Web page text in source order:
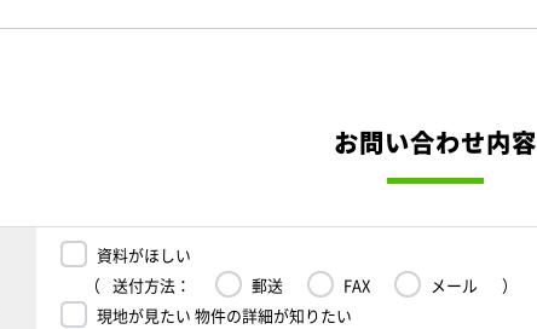
お問い合わせ内容
資料がほしい
（ 送付方法： 郵送 FAX メール
）
現地が見たい 物件の詳細が知りたい